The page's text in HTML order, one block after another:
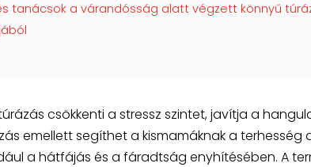
tanácsok a várandósság alatt végzett könnyű
csökkenti a stressz szintet, javítja a
emellett segíthet a kismamáknak a
a hátfájás és a fáradtság enyhítésében. A